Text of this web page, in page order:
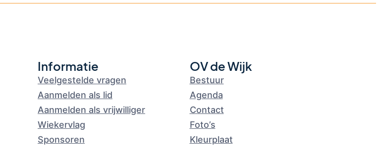
Informatie
Veelgestelde vragen
Aanmelden als lid
Aanmelden als vrijwilliger
Wiekervlag
Sponsoren
OV de Wijk
Bestuur
Agenda
Contact
Foto’s
Kleurplaat